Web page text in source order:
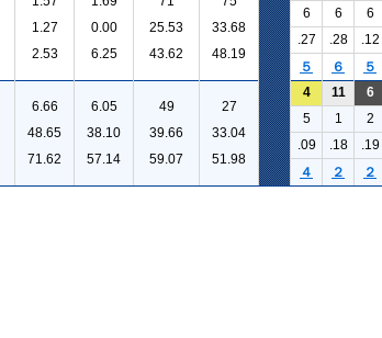
1.27
2.53
0.00
6.25
25.53
43.62
33.68
48.19
6 6
6
.27
.28
.12
５
６ ５
6.66
48.65
71.62
6.05
38.10
57.14
49
39.66
59.07
27
33.04
51.98
4 11 6
5 1 2
.09
.18 .19
４
２ ２